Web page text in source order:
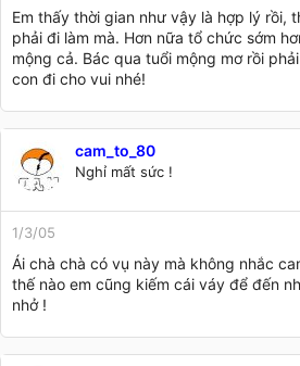
Ờ mà tặng @ con thì được........ nhưng
mũi&quot; @ con phải để @ mẹ
(híc...... liếm mũi @ mẹ trước chẳng
Em thấy thời gian như vậy là hợp lý rồi,
phải đi làm mà. Hơn nữa tổ chức sớm
mộng cả. Bác qua tuổi mộng mơ rồi
con đi cho vui nhé!
cam_to_80
Nghỉ mất sức !
1/3/05
Ái chà chà có vụ này mà không nhắc
thế nào em cũng kiếm cái váy để đến
nhở !